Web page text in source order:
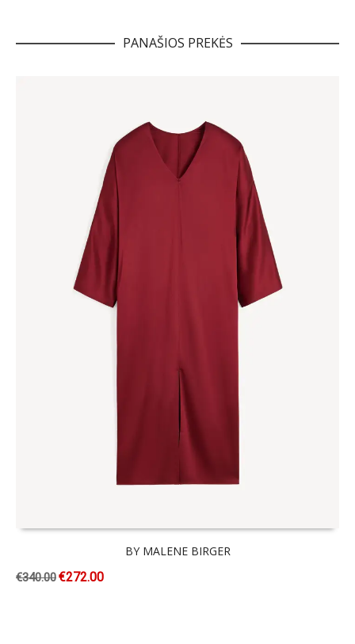
PANAŠIOS PREKĖS
BY MALENE BIRGER
€340.00€272.00